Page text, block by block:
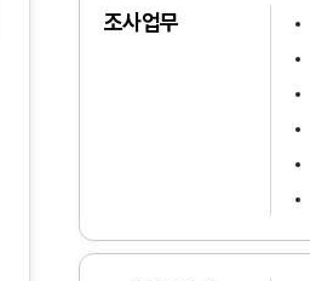
조사업무